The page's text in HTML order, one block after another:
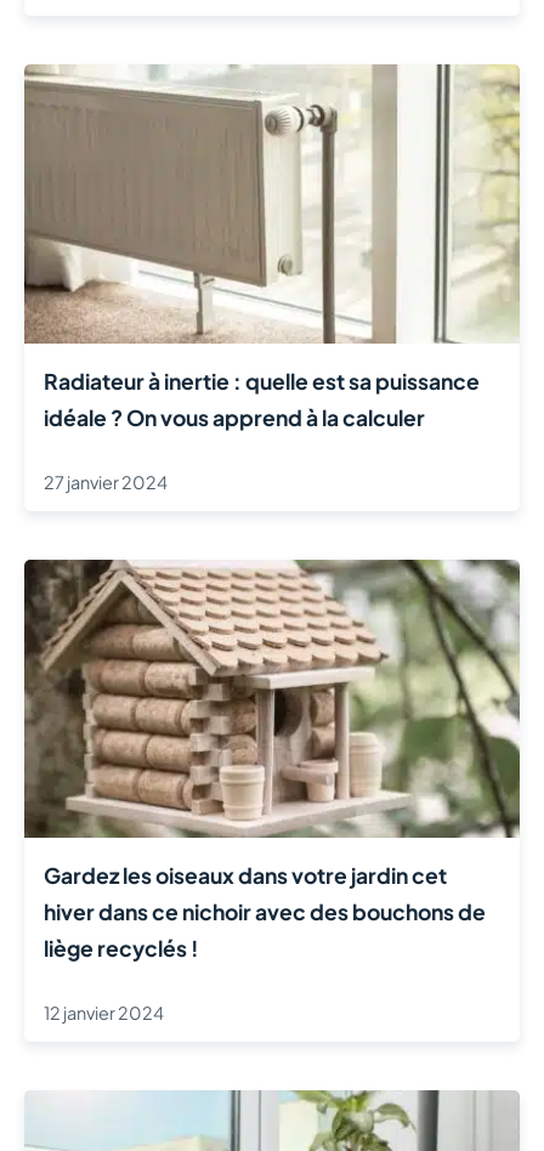
Radiateur à inertie : quelle est sa puissance
idéale ? On vous apprend à la calculer
27 janvier 2024
Gardez les oiseaux dans votre jardin cet
hiver dans ce nichoir avec des bouchons de
liège recyclés !
12 janvier 2024